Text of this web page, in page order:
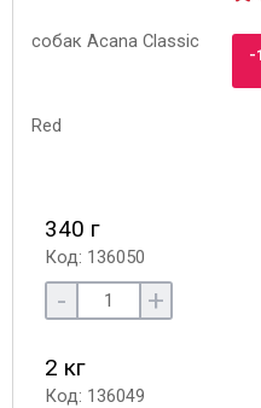
-
340 г
Код: 136050
- +
2 кг
Код: 136049